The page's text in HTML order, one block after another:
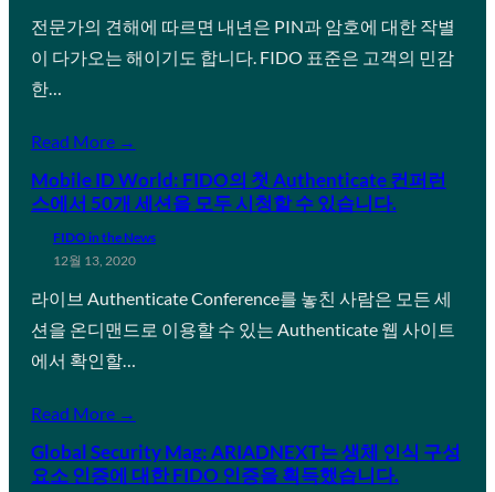
전문가의 견해에 따르면 내년은 PIN과 암호에 대한 작별
이 다가오는 해이기도 합니다. FIDO 표준은 고객의 민감
한…
Read More →
Mobile ID World: FIDO의 첫 Authenticate 컨퍼런
스에서 50개 세션을 모두 시청할 수 있습니다.
FIDO in the News
12월 13, 2020
라이브 Authenticate Conference를 놓친 사람은 모든 세
션을 온디맨드로 이용할 수 있는 Authenticate 웹 사이트
에서 확인할…
Read More →
Global Security Mag: ARIADNEXT는 생체 인식 구성
요소 인증에 대한 FIDO 인증을 획득했습니다.